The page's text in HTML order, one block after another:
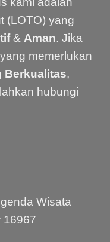
(LOTO) yang
& Aman. Jika
memerlukan
Berkualitas,
hubungi
Wisata
16967